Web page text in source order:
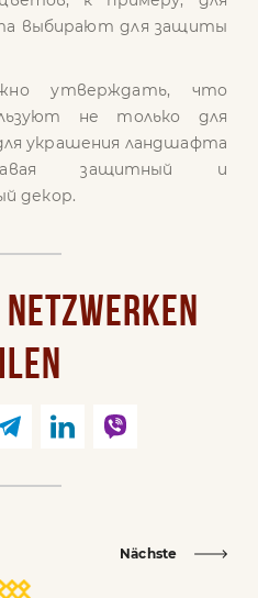
выбирают для защиты
утверждать, что
не только для
украшения ландшафта
защитный и
декор.
Nächste